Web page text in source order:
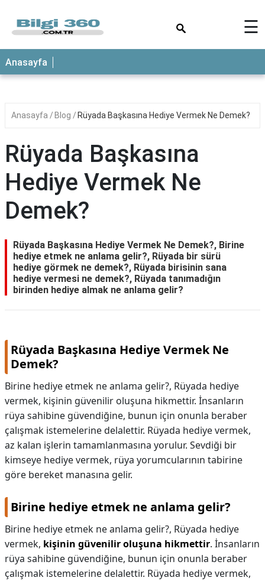
ANASAYFA
☰
Anasayfa
Anasayfa Blog Rüyada Başkasına Hediye Vermek Ne Demek?
Rüyada Başkasına
Hediye Vermek Ne
Demek?
Rüyada Başkasına Hediye Vermek Ne Demek?, Birine
hediye etmek ne anlama gelir?, Rüyada bir sürü
hediye görmek ne demek?, Rüyada birisinin sana
hediye vermesi ne demek?, Rüyada tanımadığın
birinden hediye almak ne anlama gelir?
Rüyada Başkasına Hediye Vermek Ne
Demek?
Birine hediye etmek ne anlama gelir?, Rüyada hediye
vermek, kişinin güvenilir oluşuna hikmettir. İnsanların
rüya sahibine güvendiğine, bunun için onunla beraber
çalışmak istemelerine delalettir. Rüyada hediye vermek,
az kalan işlerin tamamlanmasına yorulur. Sevdiği bir
kimseye hediye vermek, rüya yorumcularının tabirine
göre bereket manasına gelir.
Birine hediye etmek ne anlama gelir?
Birine hediye etmek ne anlama gelir?, Rüyada hediye
vermek, kişinin güvenilir oluşuna hikmettir. İnsanların
rüya sahibine güvendiğine, bunun için onunla beraber
çalışmak istemelerine delalettir. Rüyada hediye vermek,